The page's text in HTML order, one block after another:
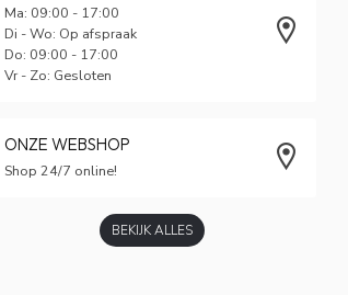
Ma: 09:00 - 17:00
Di - Wo: Op afspraak
Do: 09:00 - 17:00
Vr - Zo: Gesloten
ONZE WEBSHOP
Shop 24/7 online!
BEKIJK ALLES